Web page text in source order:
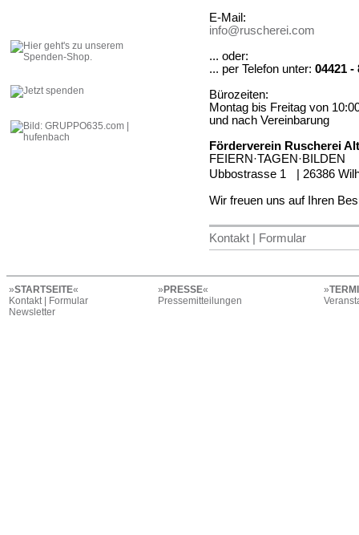
E-Mail:
info@ruscherei.com
... oder:
... per Telefon unter: 04421 -
Bürozeiten:
Montag bis Freitag von
und nach Vereinbarung
Förderverein Ruscherei
FEIERN·TAGEN·BILDEN
Ubbostrasse 1 | 26386
Wir freuen uns auf Ihren
Kontakt | Formular
»STARTSEITE«
Kontakt | Formular
Newsletter
» PRESSE«
Pressemitteilungen
»